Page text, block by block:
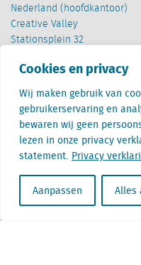
Cookies en privacy
Wij maken gebruik van
gebruikerservaring en
bewaren wij geen
lezen in onze privacy
statement. Privacy
Aanpassen Alles
Nederland (hoofdkantoor)
Creative Valley
Stationsplein 32
Cantersteen 47
1000 Brussel